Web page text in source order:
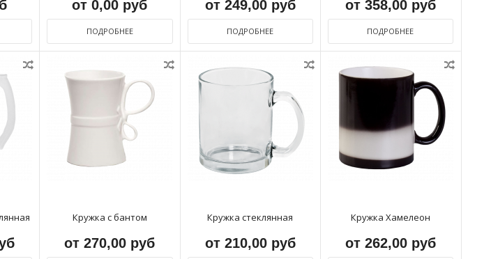
от 0,00 руб
ПОДРОБНЕЕ
от 249,00 руб
ПОДРОБНЕЕ
от 358,00 руб
ПОДРОБНЕЕ
Кружка с бантом
от 270,00 руб
Кружка стеклянная
от 210,00 руб
Кружка Хамелеон
от 262,00 руб